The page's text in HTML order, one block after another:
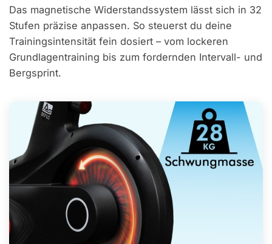
Das magnetische Widerstandssystem lässt sich in 32
Stufen präzise anpassen. So steuerst du deine
Trainingsintensität fein dosiert – vom lockeren
Grundlagentraining bis zum fordernden Intervall- und
Bergsprint.